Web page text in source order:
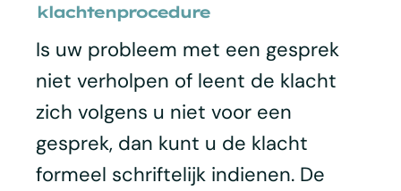
klachtenprocedure
Is uw probleem met een gesprek
niet verholpen of leent de klacht
zich volgens u niet voor een
gesprek, dan kunt u de klacht
formeel schriftelijk indienen. De